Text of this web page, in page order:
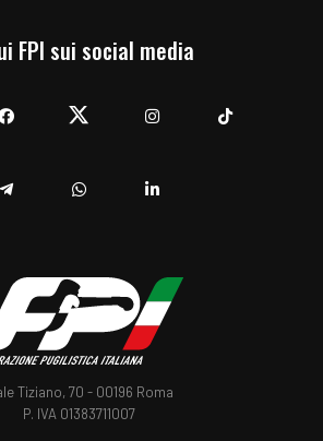
FPI sui social media
Tiziano, 70 - 00196 Roma
P. IVA 01383711007